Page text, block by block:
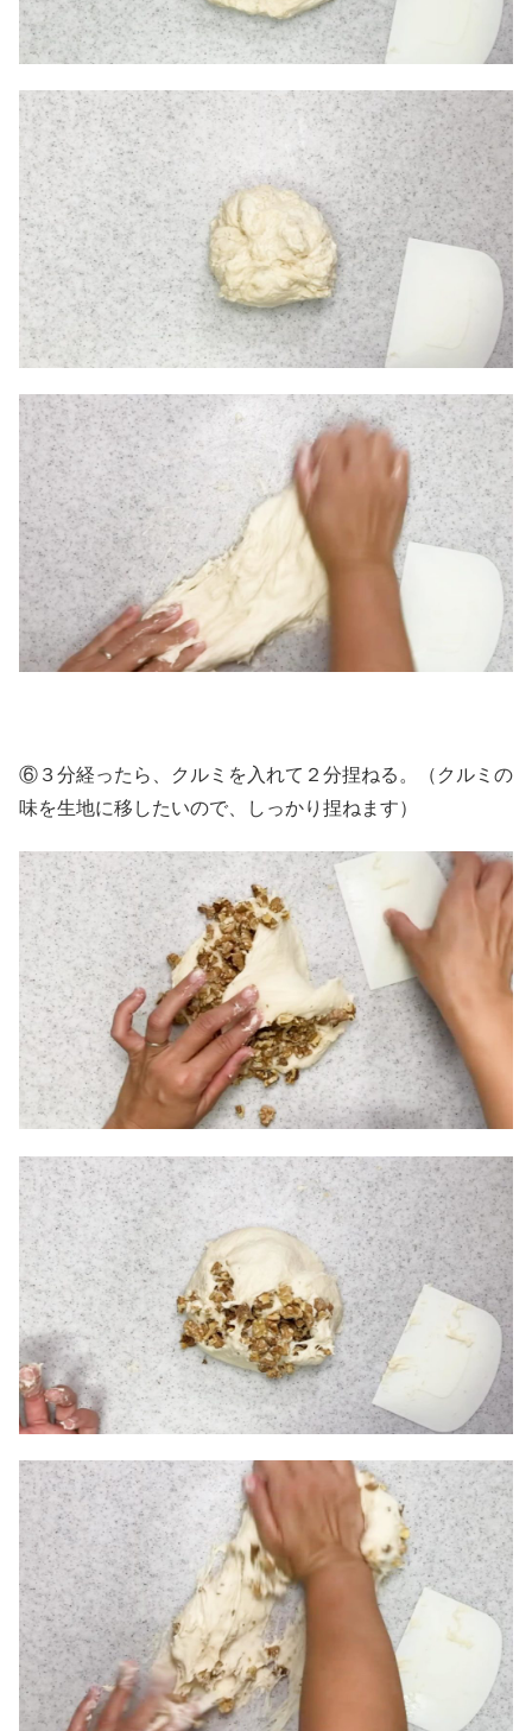
⑥３分経ったら、クルミを入れて２分捏ねる。（クルミの
味を生地に移したいので、しっかり捏ねます）